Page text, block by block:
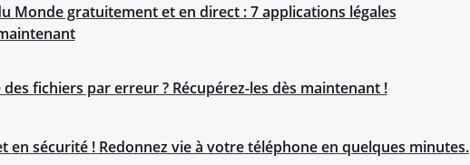
Monde gratuitement et en direct : 7 applications légales
fichiers par erreur ? Récupérez-les dès maintenant !
en sécurité ! Redonnez vie à votre téléphone en quelques minutes.